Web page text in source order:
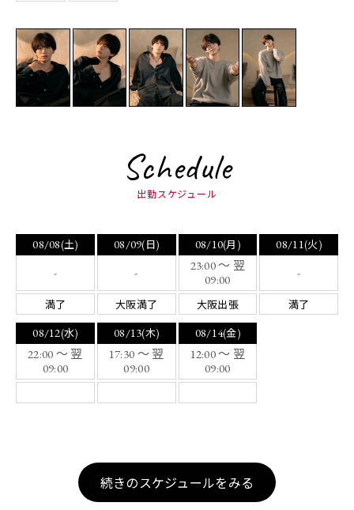
Schedule
出勤スケジュール
08/08(土)
-
満了
08/09(日)
-
大阪満了
08/10(月)
23:00 ～ 翌
09:00
大阪出張
08/11(火)
-
満了
08/12(水)
22:00 ～ 翌
09:00
08/13(木)
17:30 ～ 翌
09:00
08/14(金)
12:00 ～ 翌
09:00
続きのスケジュールをみる